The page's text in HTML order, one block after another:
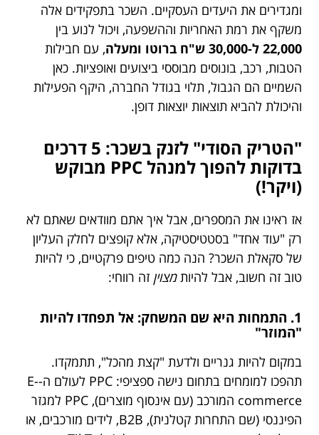
ומגדירים את היעדים העסקיים. השכר בתפקידים אלה
משקף את רמת האחריות וההשפעה, ויכול לנוע בין
22,000 ל-30,000 ש"ח ברוטו ומעלה
, עם חבילות
הטבות, רכב, בונוסים מבוססי ביצועים ואופציות. כאן
השמיים הם הגבול, תלוי בגודל החברה, היקף הפעילות
והיכולת להביא תוצאות יוצאות דופן.
"הטריק הסודי" לזנק בשכר: 5 דרכים
בדוקות להפוך למנהל PPC מבוקש
(ויקר!)
אז ראינו את המספרים, אבל איך אתם מוודאים שאתם לא
רק "עוד אחד" בסטטיסטיקה, אלא קופצים לחלק העליון
של סקאלת השכר? הנה כמה טיפים פרקטיים, כי להיות
טוב זה חשוב, אבל להיותמצוין זה רווחי:
1. התמחות היא שם המשחק: אל תפחדו להיות
"המוזר"
במקום להיות גנריים ולדעת "קצת מהכל", תתמקדו.
תהפכו למומחים בתחום נישה ספציפי: PPC לעולם ה-E-
commerce המורכב (עם אינסוף מוצרים), PPC למגזר
הפיננסי (שם התחרות קטלנית), B2B, לידים מורכבים, או